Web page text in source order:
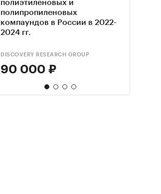
полиэтиленовых и
полипропиленовых
компаундов в России в 2022-
2024 гг.
DISCOVERY RESEARCH GROUP
90 000 ₽